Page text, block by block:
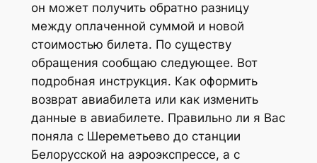
он может получить обратно разницу
между оплаченной суммой и новой
стоимостью билета. По существу
обращения сообщаю следующее. Вот
подробная инструкция. Как оформить
возврат авиабилета или как изменить
данные в авиабилете. Правильно ли я Вас
поняла с Шереметьево до станции
Белорусской на аэроэкспрессе, а с